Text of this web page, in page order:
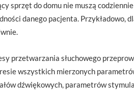
sprzęt do domu nie muszą
danego pacjenta. Przykładowo,
przetwarzania słuchowego
wszystkich mierzonych
dźwiękowych, parametrów